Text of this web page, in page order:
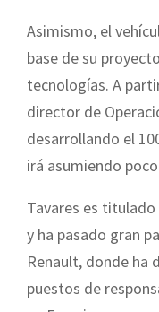
Asimismo, el
base de su
tecnologías. A
director de
desarrollando el
irá asumiendo
Tavares es titulado
y ha pasado gran
Renault, donde ha
puestos de